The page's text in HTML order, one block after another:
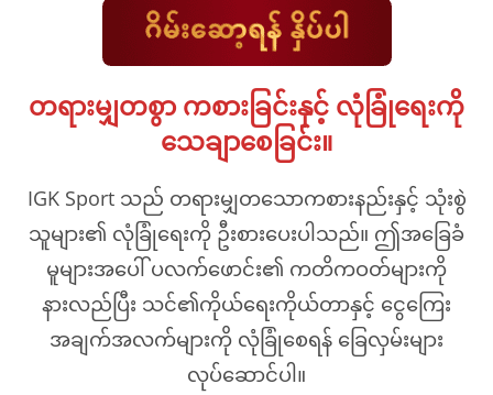
တရားမျှတစွာ ကစားခြင်းနှင့် လုံခြုံရေးကို
သေချာစေခြင်း။
IGK Sport သည် တရားမျှတသောကစားနည်းနှင့် သုံးစွဲ
သူများ၏ လုံခြုံရေးကို ဦးစားပေးပါသည်။ ဤအခြေခံ
မူများအပေါ် ပလက်ဖောင်း၏ ကတိကဝတ်များကို
နားလည်ပြီး သင်၏ကိုယ်ရေးကိုယ်တာနှင့် ငွေကြေး
အချက်အလက်များကို လုံခြုံစေရန် ခြေလှမ်းများ
လုပ်ဆောင်ပါ။